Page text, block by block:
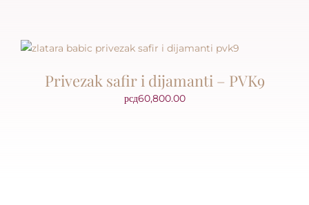
Privezak safir i dijamanti – PVK9
рсд60,800.00